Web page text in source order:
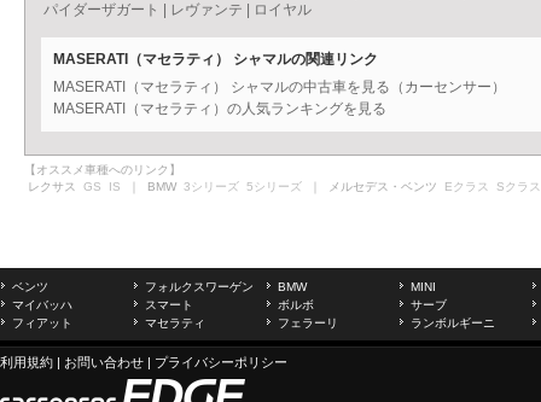
パイダーザガート
レヴァンテ ロイヤル
MASERATI（マセラティ） シャマルの関連リンク
MASERATI（マセラティ） シャマルの中古車を見る（カーセンサー）
MASERATI（マセラティ）の人気ランキングを見る
【オススメ車種へのリンク】
レクサス GS IS ｜ BMW 3シリーズ 5シリーズ ｜ メルセデス・ベンツ Eクラス Sクラス
ベンツ フォルクスワーゲン BMW
MINI
マイバッハ
スマート ボルボ
サーブ
フィアット
マセラティ フェラーリ ランボルギーニ
利用規約 | お問い合わせ | プライバシーポリシー